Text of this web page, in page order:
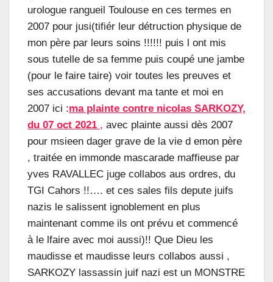
urologue rangueil Toulouse en ces termes en
2007 pour jusi(tifiér leur détruction physique de
mon père par leurs soins !!!!!! puis l ont mis
sous tutelle de sa femme puis coupé une jambe
(pour le faire taire) voir toutes les preuves et
ses accusations devant ma tante et moi en
2007 ici :ma plainte contre nicolas SARKOZY,
du 07 oct 2021 , avec plainte aussi dès 2007
pour msieen dager grave de la vie d emon père
, traitée en immonde mascarade maffieuse par
yves RAVALLEC juge collabos aus ordres, du
TGI Cahors !!…. et ces sales fils depute juifs
nazis le salissent ignoblement en plus
maintenant comme ils ont prévu et commencé
à le lfaire avec moi aussi)!! Que Dieu les
maudisse et maudisse leurs collabos aussi ,
SARKOZY lassassin juif nazi est un MONSTRE